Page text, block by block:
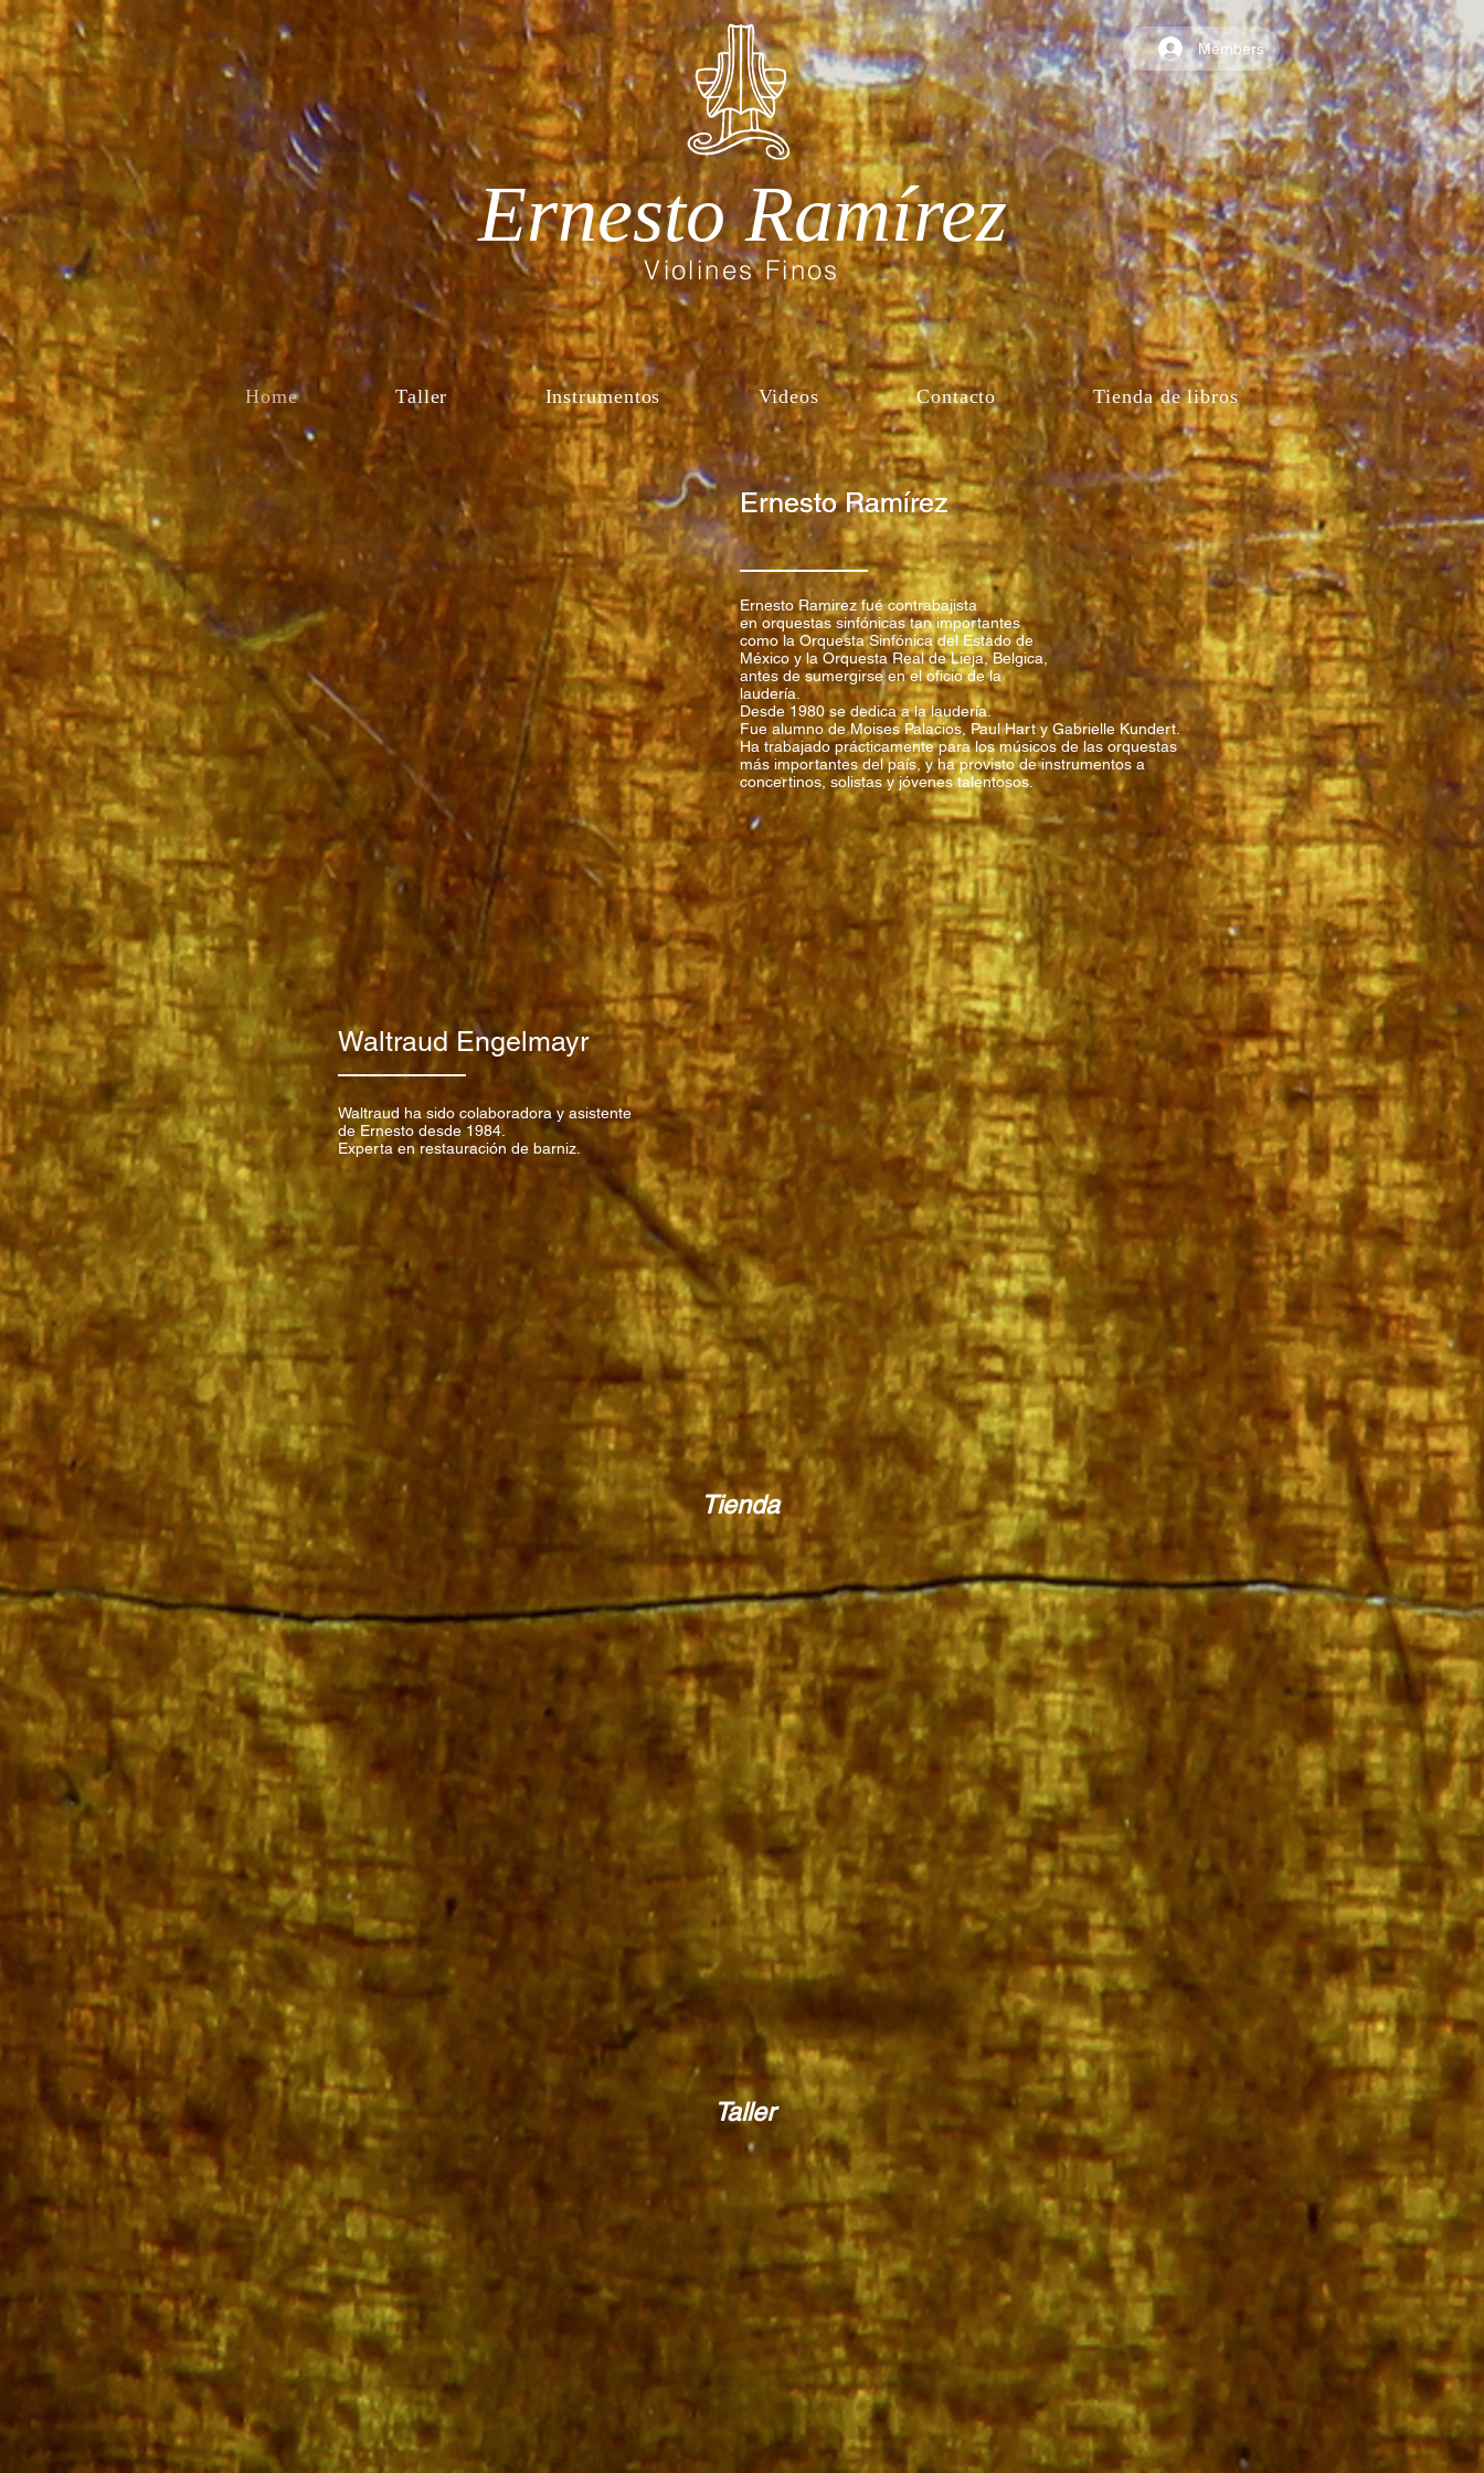
Violines Finos
Ernesto Ramírez
Members
Home Taller Instrumentos Videos Contacto Tienda de libros
Ernesto Ramírez
Ernesto Ramírez
Ernesto Ramirez fué contrabajista
en orquestas sinfónicas tan importantes
como la Orquesta Sinfónica del Estado de
México y la Orquesta Real de Lieja, Belgica,
antes de sumergirse en el oficio de la
laudería.
Desde 1980 se dedica a la laudería.
Fue alumno de Moises Palacios, Paul Hart y Gabrielle Kundert.
Ha trabajado prácticamente para los músicos de las orquestas
más importantes del país, y ha provisto de instrumentos a
concertinos, solistas y jóvenes talentosos.
Waltraud Engelmayr
Waltraud ha sido colaboradora y asistente
de Ernesto desde 1984.
Experta en restauración de barniz.
Tienda
Taller